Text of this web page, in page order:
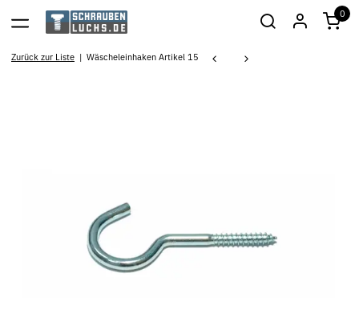
0
Zurück zur Liste Wäscheleinhaken Artikel 15